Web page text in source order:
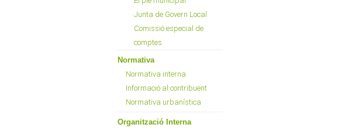
Junta de Govern Local
Comissió especial de
comptes
Normativa
Normativa interna
Informació al contribuent
Normativa urbanística
Organització Interna